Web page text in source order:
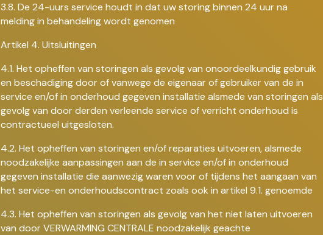
3.8. De 24-uurs service houdt in dat uw storing binnen 24 uur na
melding in behandeling wordt genomen
Artikel 4. Uitsluitingen
4.1. Het opheffen van storingen als gevolg van onoordeelkundig gebruik
en beschadiging door of vanwege de eigenaar of gebruiker van de in
service en/of in onderhoud gegeven installatie alsmede van storingen als
gevolg van door derden verleende service of verricht onderhoud is
contractueel uitgesloten.
4.2. Het opheffen van storingen en/of reparaties uitvoeren, alsmede
noodzakelijke aanpassingen aan de in service en/of in onderhoud
gegeven installatie die aanwezig waren voor of tijdens het aangaan van
het service-en onderhoudscontract zoals ook in artikel 9.1. genoemde
4.3. Het opheffen van storingen als gevolg van het niet laten uitvoeren
van door VERWARMING CENTRALE noodzakelijk geachte